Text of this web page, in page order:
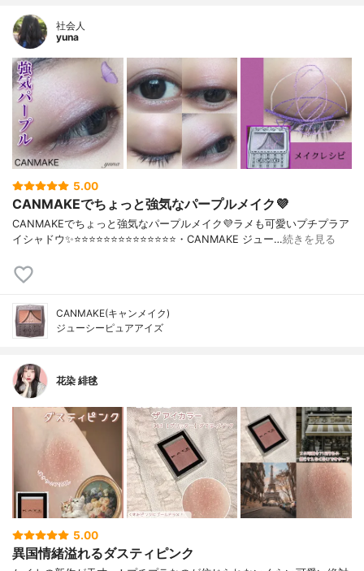
社会人
yuna
5.00
CANMAKEでちょっと強気なパープルメイク💜
CANMAKEでちょっと強気なパープルメイク💜ラメも可愛いプチプラア
イシャドウ✨⭐️⭐️⭐️⭐️⭐️⭐️⭐️⭐️⭐️⭐️⭐️⭐️⭐️⭐️・CANMAKE ジュー…続きを見る
CANMAKE(キャンメイク)
ジューシーピュアアイズ
花染 緋毬
5.00
異国情緒溢れるダスティピンク